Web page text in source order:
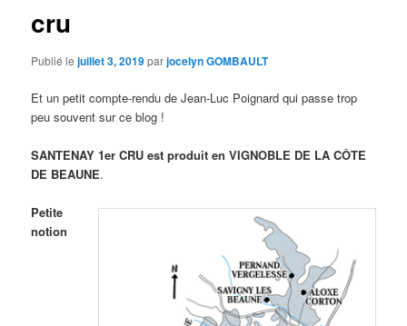
cru
Publié lejuillet 3, 2019parjocelyn GOMBAULT
Et un petit compte-rendu de Jean-Luc Poignard qui passe trop
peu souvent sur ce blog !
SANTENAY 1er CRU est produit en VIGNOBLE DE LA CÔTE
DE BEAUNE.
Petite
notion